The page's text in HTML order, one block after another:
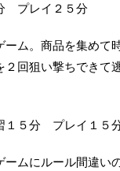
プレイ２５分
ム。商品を集めて
回狙い撃ちできて
５分 プレイ１５
ームにルール間違